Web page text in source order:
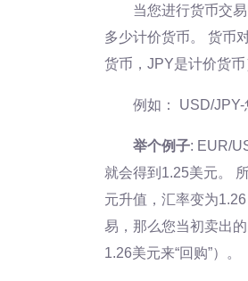
当您进行货币交
多少计价货币。 货币
货币，JPY是计价货
例如： USD/
举个例子: EUR/
就会得到1.25美元。
元升值，汇率变为
易，那么您当初卖出
1.26美元来“回购”）。